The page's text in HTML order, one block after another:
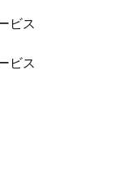
ビス
ビス